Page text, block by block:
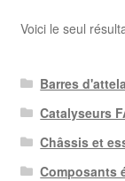
Voici le seul
Barres
Catalyseurs
Châssis et
Composants